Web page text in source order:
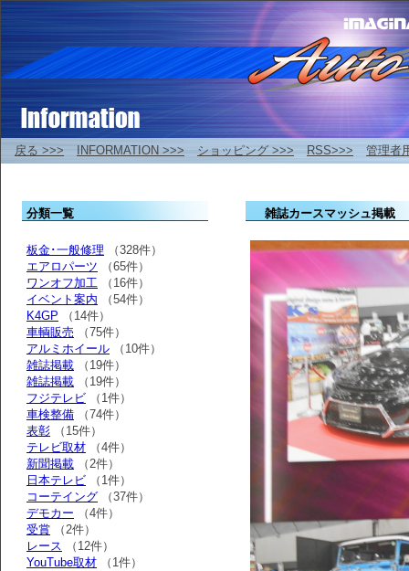
戻る >>> INFORMATION >>> ショッピング >>> RSS>>> 管理者
雑誌カースマッシュ掲載
分類一覧
板金･一般修理 （328件）
エアロパーツ （65件）
ワンオフ加工 （16件）
イベント案内 （54件）
K4GP （14件）
車輌販売 （75件）
アルミホイール （10件）
雑誌掲載 （19件）
雑誌掲載 （19件）
フジテレビ （1件）
車検整備 （74件）
表彰 （15件）
テレビ取材 （4件）
新聞掲載 （2件）
日本テレビ （1件）
コーテイング （37件）
デモカー （4件）
受賞 （2件）
レース （12件）
YouTube取材 （1件）